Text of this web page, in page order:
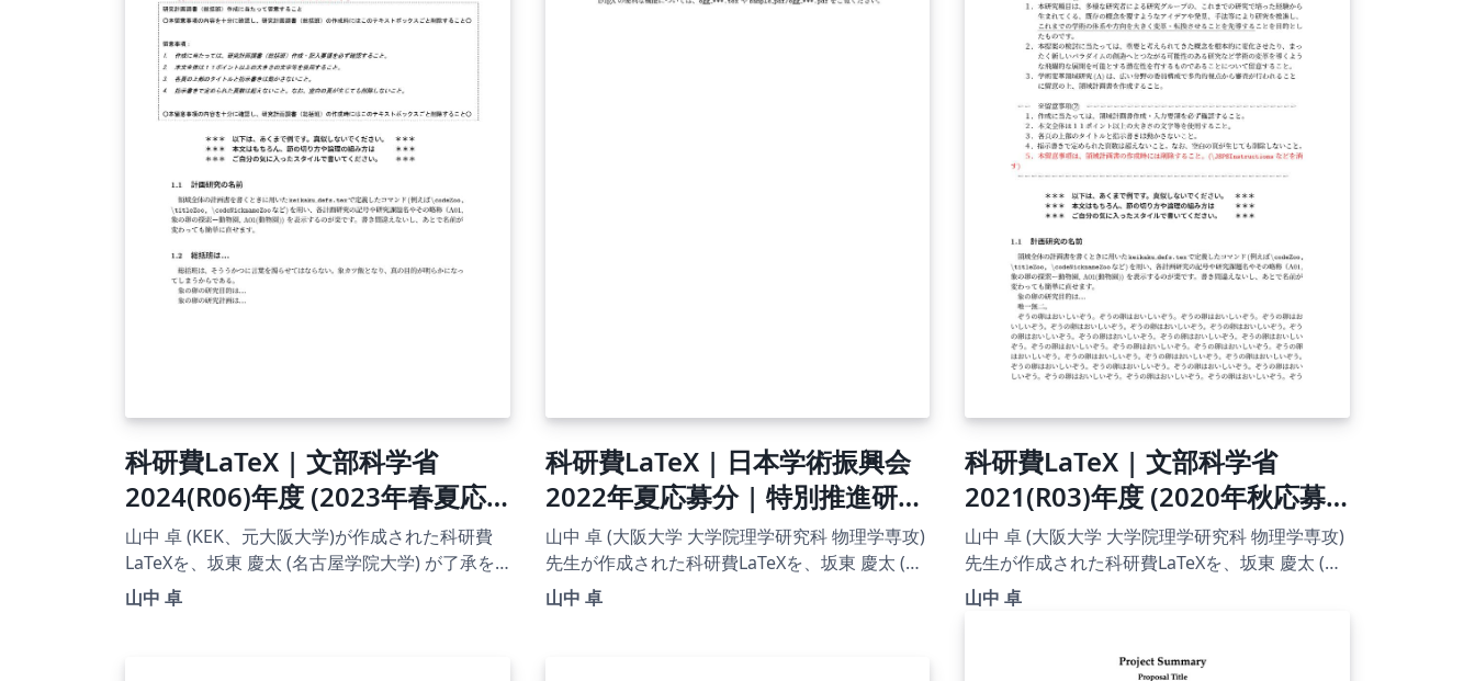
科研費LaTeX | 文部科学省
2024(R06)年度 (2023年春夏応
募分) 学術変革領域研究 | 学術
変革領域研究(A) (総括班) |
2023.04.21
山中 卓 (KEK、元大阪大学)が作成された科研費
LaTeXを、坂東 慶太 (名古屋学院大学) が了承を
得てテンプレート登録しています。 詳細はこち
山中 卓
科研費LaTeX | 日本学術振興会
2022年夏応募分 | 特別推進研究
（新規）・日本語版その２ |
2023.04.18
山中 卓 (大阪大学 大学院理学研究科 物理学専攻)
先生が作成された科研費LaTeXを、坂東 慶太 (名
古屋学院大学) が了承を得てテンプレート登録し
山中 卓
科研費LaTeX | 文部科学省
2021(R03)年度 (2020年秋応募
分) | 新学術領域研究 | 学術変革
領域研究(A) (領域計画書) 書き方
マニュアル | 2020.12.03
山中 卓 (大阪大学 大学院理学研究科 物理学専攻)
先生が作成された科研費LaTeXを、坂東 慶太 (名
古屋学院大学) が了承を得てテンプレート登録し
u.ac.jp/~taku/kakenhiLaTeX/
山中 卓